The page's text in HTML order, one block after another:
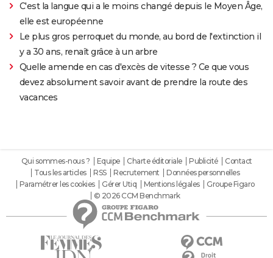
C'est la langue qui a le moins changé depuis le Moyen Âge,
elle est européenne
Le plus gros perroquet du monde, au bord de l'extinction il
y a 30 ans, renaît grâce à un arbre
Quelle amende en cas d'excès de vitesse ? Ce que vous
devez absolument savoir avant de prendre la route des
vacances
Qui sommes-nous ? Equipe Charte éditoriale Publicité
Contact
Tous les articles
RSS Recrutement
Données personnelles
Paramétrer les cookies
Gérer Utiq Mentions légales
Groupe Figaro
© 2026 CCM Benchmark